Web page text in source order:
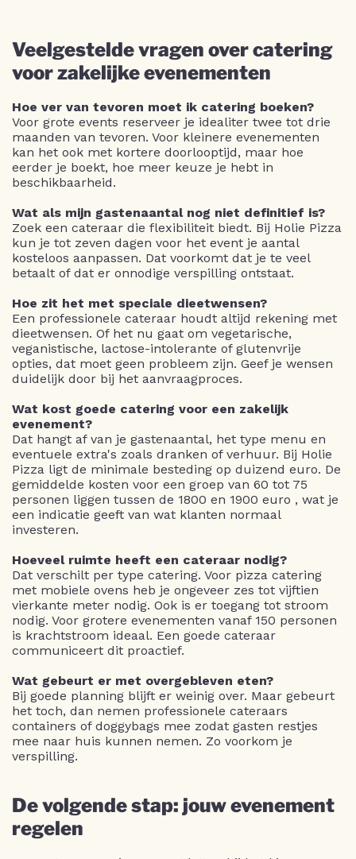
Veelgestelde vragen over catering
voor zakelijke evenementen
Hoe ver van tevoren moet ik catering boeken?
Voor grote events reserveer je idealiter twee tot drie
maanden van tevoren. Voor kleinere evenementen
kan het ook met kortere doorlooptijd, maar hoe
eerder je boekt, hoe meer keuze je hebt in
beschikbaarheid.
Wat als mijn gastenaantal nog niet definitief is?
Zoek een cateraar die flexibiliteit biedt. Bij Holie Pizza
kun je tot zeven dagen voor het event je aantal
kosteloos aanpassen. Dat voorkomt dat je te veel
betaalt of dat er onnodige verspilling ontstaat.
Hoe zit het met speciale dieetwensen?
Een professionele cateraar houdt altijd rekening met
dieetwensen. Of het nu gaat om vegetarische,
veganistische, lactose-intolerante of glutenvrije
opties, dat moet geen probleem zijn. Geef je wensen
duidelijk door bij het aanvraagproces.
Wat kost goede catering voor een zakelijk
evenement?
Dat hangt af van je gastenaantal, het type menu en
eventuele extra's zoals dranken of verhuur. Bij Holie
Pizza ligt de minimale besteding op duizend euro. De
gemiddelde kosten voor een groep van 60 tot 75
personen liggen tussen de 1800 en 1900 euro , wat je
een indicatie geeft van wat klanten normaal
investeren.
Hoeveel ruimte heeft een cateraar nodig?
Dat verschilt per type catering. Voor pizza catering
met mobiele ovens heb je ongeveer zes tot vijftien
vierkante meter nodig. Ook is er toegang tot stroom
nodig. Voor grotere evenementen vanaf 150 personen
is krachtstroom ideaal. Een goede cateraar
communiceert dit proactief.
Wat gebeurt er met overgebleven eten?
Bij goede planning blijft er weinig over. Maar gebeurt
het toch, dan nemen professionele cateraars
containers of doggybags mee zodat gasten restjes
mee naar huis kunnen nemen. Zo voorkom je
verspilling.
De volgende stap: jouw evenement
regelen